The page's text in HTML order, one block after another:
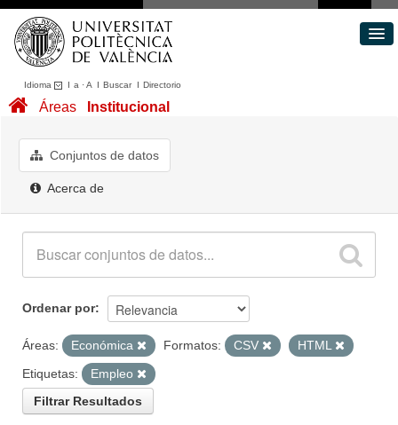
Idioma I a ·A I BuscarI Directorio
Conjuntos de datos
Acerca de
Áreas Institucional
Conjuntos de datos
Acerca de
Ordenar por
Áreas: Económica Formatos: CSV
HTML
Etiquetas:
Empleo
Filtrar Resultados